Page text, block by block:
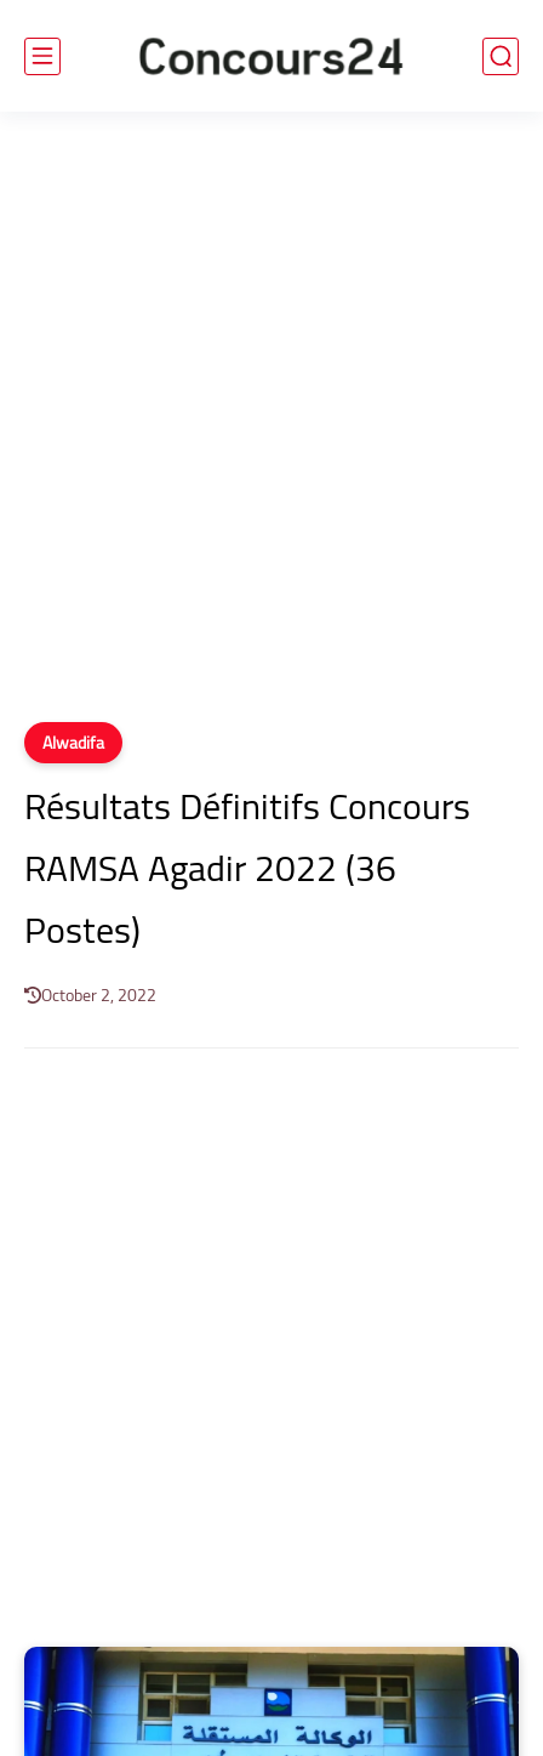
Alwadifa
Résultats Définitifs Concours
RAMSA Agadir 2022 (36
Postes)
October 2, 2022